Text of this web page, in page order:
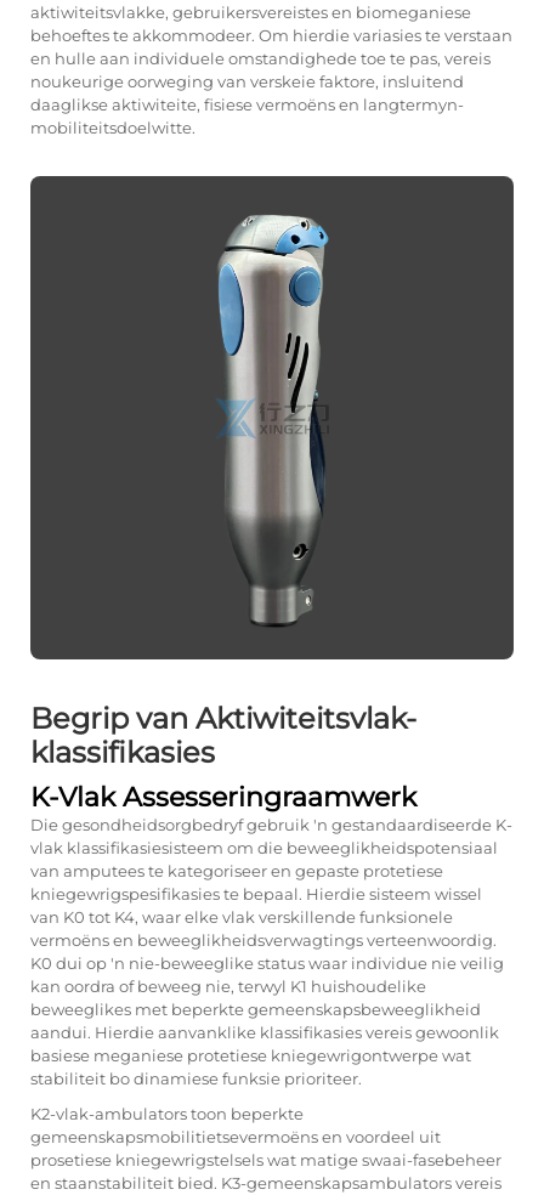
aktiwiteitsvlakke, gebruikersvereistes en biomeganiese
behoeftes te akkommodeer. Om hierdie variasies te verstaan
en hulle aan individuele omstandighede toe te pas, vereis
noukeurige oorweging van verskeie faktore, insluitend
daaglikse aktiwiteite, fisiese vermoëns en langtermyn-
mobiliteitsdoelwitte.
Begrip van Aktiwiteitsvlak-
klassifikasies
K-Vlak Assesseringraamwerk
Die gesondheidsorgbedryf gebruik 'n gestandaardiseerde K-
vlak klassifikasiesisteem om die beweeglikheidspotensiaal
van amputees te kategoriseer en gepaste protetiese
kniegewrigspesifikasies te bepaal. Hierdie sisteem wissel
van K0 tot K4, waar elke vlak verskillende funksionele
vermoëns en beweeglikheidsverwagtings verteenwoordig.
K0 dui op 'n nie-beweeglike status waar individue nie veilig
kan oordra of beweeg nie, terwyl K1 huishoudelike
beweeglikes met beperkte gemeenskapsbeweeglikheid
aandui. Hierdie aanvanklike klassifikasies vereis gewoonlik
basiese meganiese protetiese kniegewrigontwerpe wat
stabiliteit bo dinamiese funksie prioriteer.
K2-vlak-ambulators toon beperkte
gemeenskapsmobilitietsevermoëns en voordeel uit
prosetiese kniegewrigstelsels wat matige swaai-fasebeheer
en staanstabiliteit bied. K3-gemeenskapsambulators vereis